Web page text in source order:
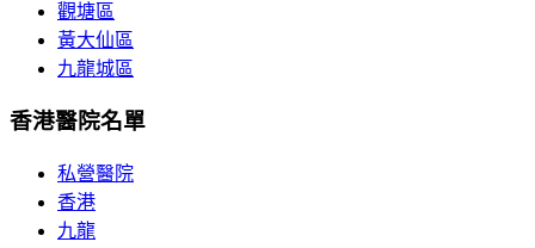
觀塘區
黃大仙區
九龍城區
香港醫院名單
私營醫院
香港
九龍